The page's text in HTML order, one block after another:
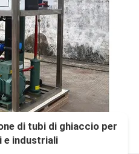
di tubi di ghiaccio per
e industriali